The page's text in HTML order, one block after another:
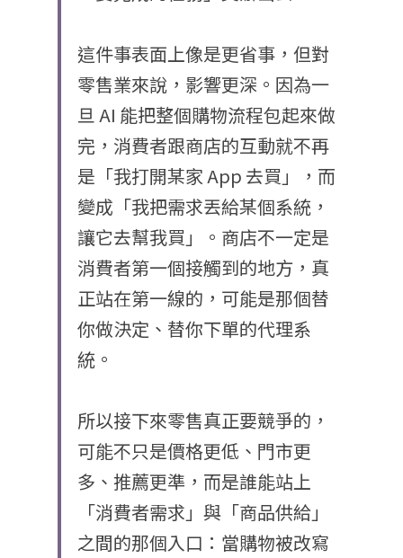
這件事表面上像是更省事，但對
零售業來說，影響更深。因為一
旦 AI 能把整個購物流程包起來做
完，消費者跟商店的互動就不再
是「我打開某家 App 去買」，而
變成「我把需求丟給某個系統，
讓它去幫我買」。商店不一定是
消費者第一個接觸到的地方，真
正站在第一線的，可能是那個替
你做決定、替你下單的代理系
統。
所以接下來零售真正要競爭的，
可能不只是價格更低、門市更
多、推薦更準，而是誰能站上
「消費者需求」與「商品供給」
之間的那個入口：當購物被改寫